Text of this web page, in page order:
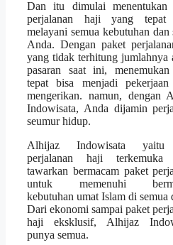
Dan itu dimulai menentukan
perjalanan haji yang tepat
melayani semua kebutuhan dan
Anda. Dengan paket
yang tidak terhitung jumlahnya
pasaran saat ini,
tepat bisa menjadi
mengerikan. namun, dengan
Indowisata, Anda dijamin
seumur hidup.
Alhijaz Indowisata
perjalanan haji terkemuka
tawarkan bermacam paket
untuk memenuhi
kebutuhan umat Islam di semua
Dari ekonomi sampai paket
haji eksklusif, Alhijaz
punya semua.